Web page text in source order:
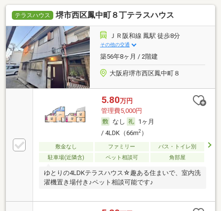
テラスハウス 堺市西区鳳中町８丁テラスハウス
ＪＲ阪和線 鳳駅 徒歩8分
その他の交通
築56年8ヶ月 / 2階建
大阪府堺市西区鳳中町８
5.80万円
管理費5,000円
なし
1ヶ月
/ 4LDK（66m2）
敷金なし ファミリー
バス・トイレ別
駐車場(近隣含)
ペット相談可 角部屋
ゆとりの4LDKテラスハウス☆趣ある住まいで、室内洗
濯機置き場付き♪ペット相談可能です♪